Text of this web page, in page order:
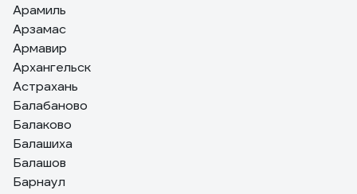
Арамиль
Арзамас
Армавир
Архангельск
Астрахань
Балабаново
Балаково
Балашиха
Балашов
Барнаул